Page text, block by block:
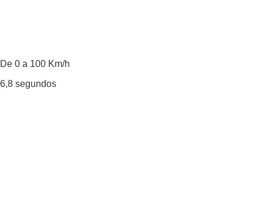
De 0 a 100 Km/h
6,8 segundos